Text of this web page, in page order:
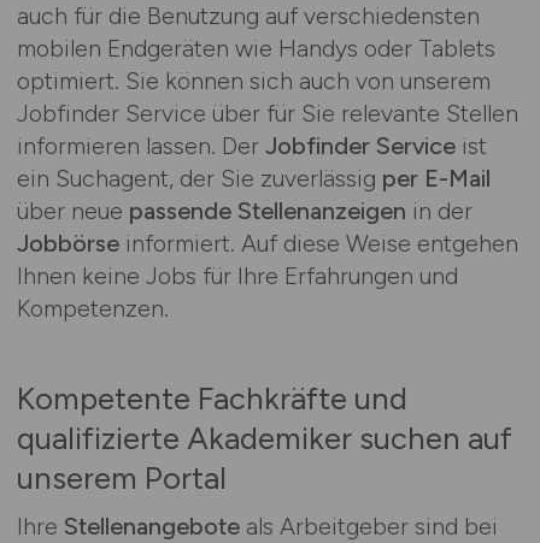
auch für die Benutzung auf verschiedensten
mobilen Endgeräten wie Handys oder Tablets
optimiert. Sie können sich auch von unserem
Jobfinder Service über für Sie relevante Stellen
informieren lassen. Der Jobfinder Serviceist
ein Suchagent, der Sie zuverlässig per E-Mail
über neue passende Stellenanzeigen in der
Jobbörseinformiert. Auf diese Weise entgehen
Ihnen keine Jobs für Ihre Erfahrungen und
Kompetenzen.
Kompetente Fachkräfte und
qualifizierte Akademiker suchen auf
unserem Portal
Ihre Stellenangeboteals Arbeitgeber sind bei